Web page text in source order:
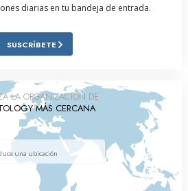
diarias en tu bandeja de entrada.
SUSCRÍBETE
LA ORGANIZACIÓN DE
MÁS CERCANA